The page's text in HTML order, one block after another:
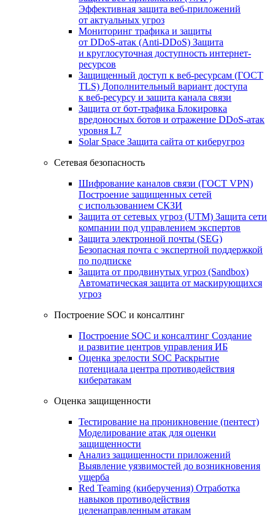
Эффективная защита веб-приложений
от актуальных угроз
Мониторинг трафика и защиты
от DDoS‑атак (Anti‑DDoS) Защита
и круглосуточная доступность интернет-
ресурсов
Защищенный доступ к веб-ресурсам (ГОСТ
TLS) Дополнительный вариант доступа
к веб‑ресурсу и защита канала связи
Защита от бот‑трафика Блокировка
вредоносных ботов и отражение DDoS‑атак
уровня L7
Solar Space Защита сайта от киберугроз
Сетевая безопасность
Шифрование каналов связи (ГОСТ VPN)
Построение защищенных сетей
с использованием СКЗИ
Защита от сетевых угроз (UTM) Защита сети
компании под управлением экспертов
Защита электронной почты (SEG)
Безопасная почта с экспертной поддержкой
по подписке
Защита от продвинутых угроз (Sandbox)
Автоматическая защита от маскирующихся
угроз
Построение SOC и консалтинг
Построение SOC и консалтинг Создание
и развитие центров управления ИБ
Оценка зрелости SOC Раскрытие
потенциала центра противодействия
кибератакам
Оценка защищенности
Тестирование на проникновение (пентест)
Моделирование атак для оценки
защищенности
Анализ защищенности приложений
Выявление уязвимостей до возникновения
ущерба
Red Teaming (киберучения) Отработка
навыков противодействия
целенаправленным атакам